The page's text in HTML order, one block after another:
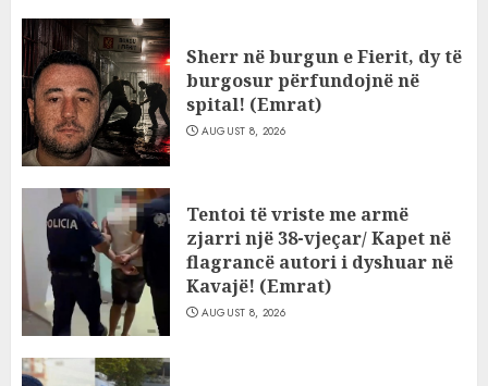
Sherr në burgun e Fierit, dy të
burgosur përfundojnë në
spital! (Emrat)
AUGUST 8, 2026
Tentoi të vriste me armë
zjarri një 38-vjeçar/ Kapet në
flagrancë autori i dyshuar në
Kavajë! (Emrat)
AUGUST 8, 2026